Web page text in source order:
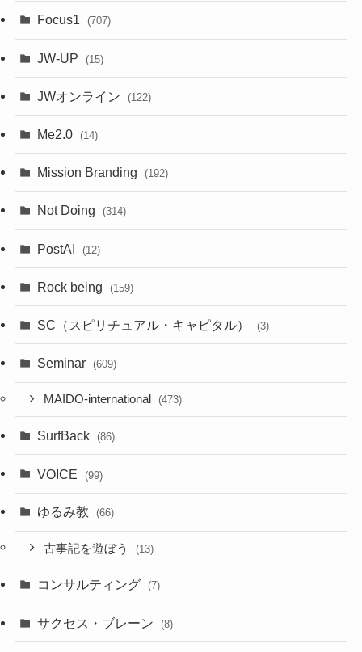
Focus1 (707)
JW-UP (15)
JWオンライン (122)
Me2.0 (14)
Mission Branding (192)
Not Doing (314)
PostAI (12)
Rock being (159)
SC（スピリチュアル・キャピタル） (3)
Seminar (609)
MAIDO-international (473)
SurfBack (86)
VOICE (99)
ゆるみ教 (66)
古事記を遊ぼう (13)
コンサルティング (7)
サクセス・ブレーン (8)